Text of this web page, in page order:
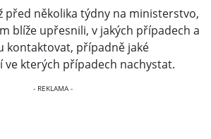
před několika týdny na ministerstvo,
blíže upřesnili, v jakých případech a
kontaktovat, případně jaké
ve kterých případech nachystat.